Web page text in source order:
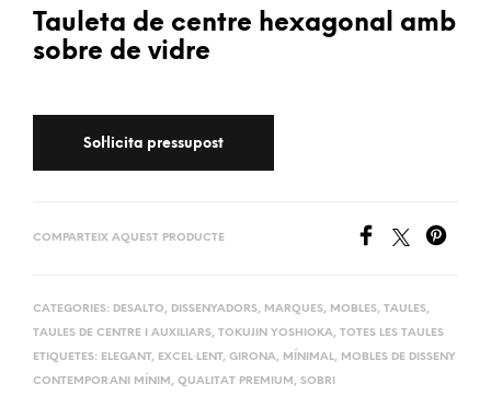
Tauleta de centre hexagonal amb
sobre de vidre
COMPARTEIX AQUEST PRODUCTE
CATEGORIES: DESALTO, DISSENYADORS, MARQUES, MOBLES, TAULES,
TAULES DE CENTRE I AUXILIARS, TOKUJIN YOSHIOKA, TOTES LES TAULES
ETIQUETES: ELEGANT, EXCEL·LENT, GIRONA, MÍNIMAL, MOBLES DE DISSENY
CONTEMPORANI MÍNIM , QUALITAT PREMIUM , SOBRI